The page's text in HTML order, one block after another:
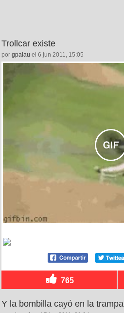
Trollcar existe
por gpalau el 6 jun 2011, 15:05
765
Y la bombilla cayó en la trampa